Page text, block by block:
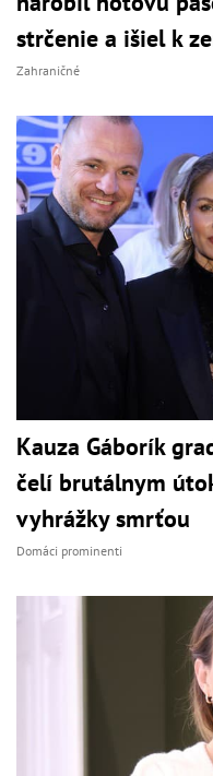
strčenie a išiel k
Zahraničné
Kauza Gáborík
čelí brutálnym
vyhrážky smrťou
Domáci prominenti